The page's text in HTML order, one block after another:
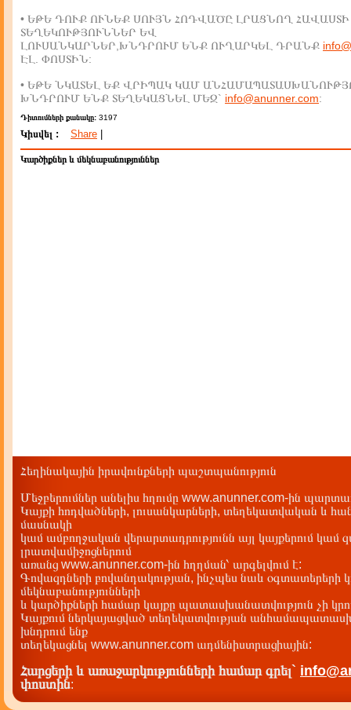
• ԵԹԵ ԴՈՒՔ ՈՒՆԵՔ ՍՈՒՅՆ ՀՈԴՎԱԾԸ ԼՐԱՑՆՈՂ ՀԱՎԱՍՏԻ
ՏԵՂԵԿՈՒԹՅՈՒՆՆԵՐ ԵՎ
ԼՈՒՍԱՆԿԱՐՆԵՐ,ԽՆԴՐՈՒՄ ԵՆՔ ՈՒՂԱՐԿԵԼ ԴՐԱՆՔ
ԷԼ. ՓՈՍՏԻՆ:
• ԵԹԵ ՆԿԱՏԵԼ ԵՔ ՎՐԻՊԱԿ ԿԱՄ
ԽՆԴՐՈՒՄ ԵՆՔ ՏԵՂԵԿԱՑՆԵԼ ՄԵԶ` info@anunner.com:
Դիտումների քանակը: 3197
Կիսվել : Share
Կարծիքներ և մեկնաբանություններ
Հեղինակային իրավունքների պաշտպանություն
Մեջբերումներ անելիս հղումը www.anunner.com-ին
Կայքի հոդվածների, լուսանկարների, տեղեկատվական և
մասնակի
կամ ամբողջական վերարտադրությունն այլ կայքերում կամ
լրատվամիջոցներում
առանց www.anunner.com-ին հղղման՝ արգելվում է:
Գովազդների բովանդակության, ինչպես նաև օգտատերերի
մեկնաբանությունների
և կարծիքների համար կայքը պատասխանատվություն չի
Կայքում ներկայացված տեղեկատվության
խնդրում ենք
տեղեկացնել www.anunner.com ադմենիստրացիային:
Հարցերի և առաջարկությունների համար գրել`
փոստին: